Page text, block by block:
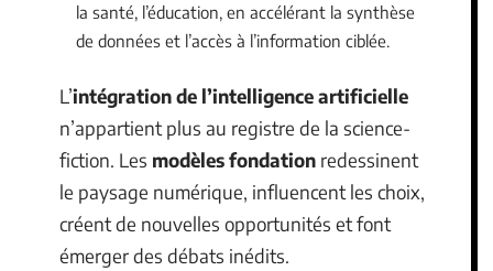
la santé, l’éducation, en accélérant la synthèse
de données et l’accès à l’information ciblée.
L’intégration de l’intelligence artificielle
n’appartient plus au registre de la science-
fiction. Les modèles fondation redessinent
le paysage numérique, influencent les choix,
créent de nouvelles opportunités et font
émerger des débats inédits.